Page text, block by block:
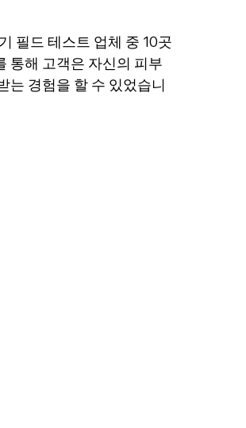
필드 테스트 업체 중 10곳
통해 고객은 자신의 피부
는 경험을 할 수 있었습니